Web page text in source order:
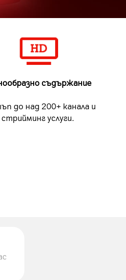
съдържание
до над 200+ канала и
стрийминг услуги.